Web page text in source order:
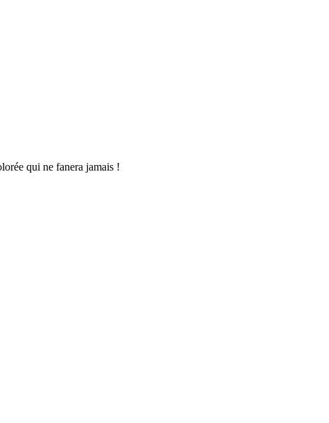
qui ne fanera jamais !